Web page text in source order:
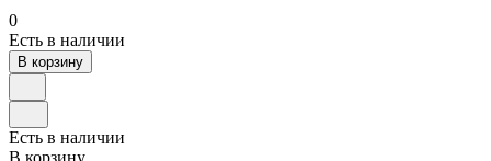
0
Есть в наличии
В корзину
Есть в наличии
В корзину